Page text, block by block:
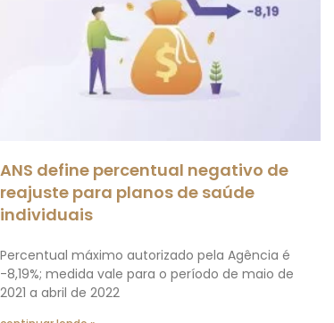
ANS define percentual negativo de
reajuste para planos de saúde
individuais
Percentual máximo autorizado pela Agência é
-8,19%; medida vale para o período de maio de
2021 a abril de 2022